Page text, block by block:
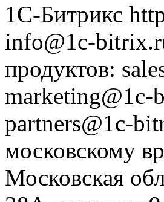
1С-Битрикс
info@1c-
продуктов:
marketing@1c-
partners@1c-
московскому
Московская